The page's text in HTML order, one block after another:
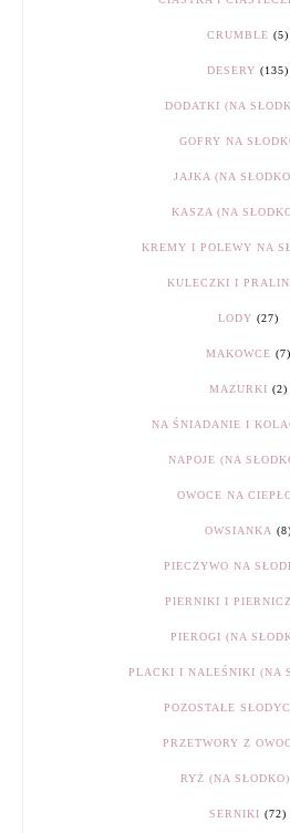
CRUMBLE (5)
DESERY (135)
DODATKI (NA
GOFRY NA
JAJKA (NA
KASZA (NA
KREMY I POLEWY NA
KULECZKI I
LODY (27)
MAKOWCE (7)
MAZURKI (2)
NA ŚNIADANIE I
NAPOJE (NA
OWOCE NA
OWSIANKA (8)
PIECZYWO NA
PIERNIKI I
PIEROGI (NA
PLACKI I NALEŚNIKI (NA
POZOSTAŁE
PRZETWORY Z
RYŻ (NA SŁODKO)
SERNIKI (72)